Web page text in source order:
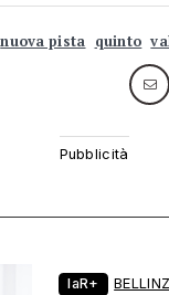
nuova pista quinto
laR+